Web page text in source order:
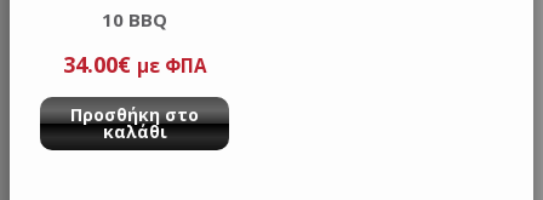
10 BBQ
34.00€ με ΦΠΑ
Προσθήκη στο
καλάθι